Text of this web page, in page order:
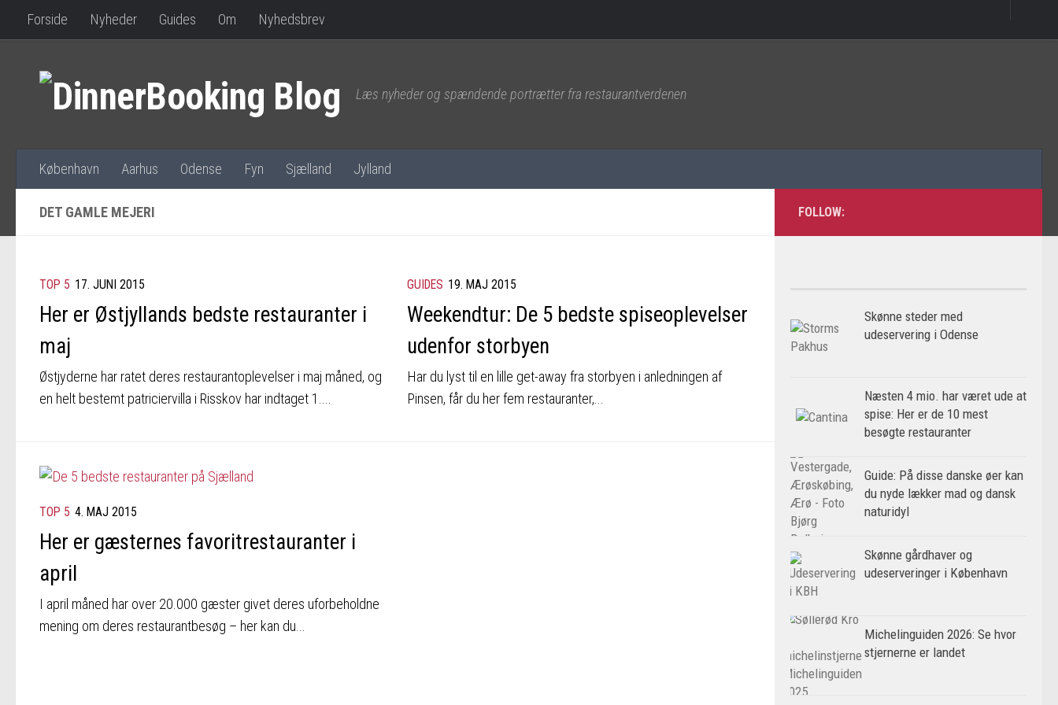
Forside Nyheder Guides Om Nyhedsbrev
Læs nyheder og spændende portrætter fra restaurantverdenen
København Aarhus Odense Fyn Sjælland Jylland
DET GAMLE MEJERI
TOP 5 17. JUNI 2015
Her er Østjyllands bedste restauranter i
maj
Østjyderne har ratet deres restaurantoplevelser i maj måned, og
en helt bestemt patriciervilla i Risskov har indtaget 1....
GUIDES 19. MAJ 2015
Weekendtur: De 5 bedste spiseoplevelser
udenfor storbyen
Har du lyst til en lille get-away fra storbyen i anledningen af
Pinsen, får du her fem restauranter,...
TOP 5 4. MAJ 2015
Her er gæsternes favoritrestauranter i
april
I april måned har over 20.000 gæster givet deres uforbeholdne
mening om deres restaurantbesøg – her kan du...
FOLLOW:
Skønne steder med
udeservering i Odense
Næsten 4 mio. har været ude at
spise: Her er de 10 mest
besøgte restauranter
Guide: På disse danske øer kan
du nyde lækker mad og dansk
naturidyl
Skønne gårdhaver og
udeserveringer i København
Michelinguiden 2026: Se hvor
stjernerne er landet